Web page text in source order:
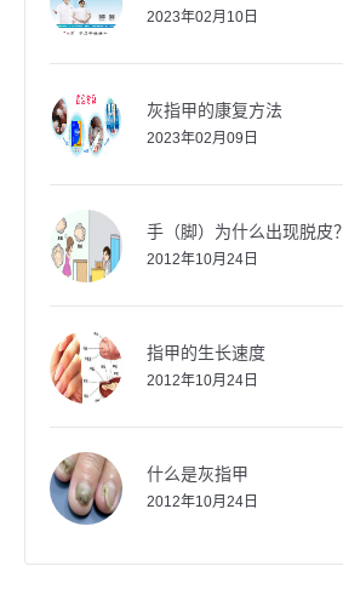
2023年02月10日
灰指甲的康复方法
2023年02月09日
手（脚）为什么出现脱皮？
2012年10月24日
指甲的生长速度
2012年10月24日
什么是灰指甲
2012年10月24日